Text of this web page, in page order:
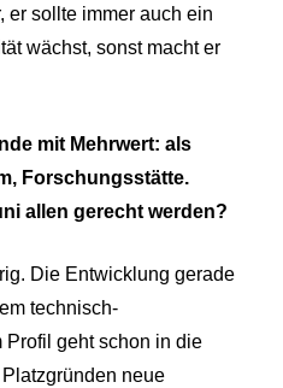
er sollte immer auch ein
wächst, sonst macht er
mit Mehrwert: als
Forschungsstätte.
allen gerecht werden?
Die Entwicklung gerade
technisch-
geht schon in die
neue